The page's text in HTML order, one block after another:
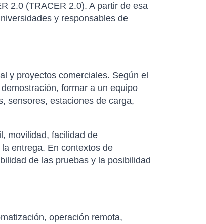
2.0 (TRACER 2.0). A partir de esa
y responsables de
y proyectos comerciales. Según el
formar a un equipo
sensores, estaciones de carga,
movilidad, facilidad de
entrega. En contextos de
de las pruebas y la posibilidad
operación remota,